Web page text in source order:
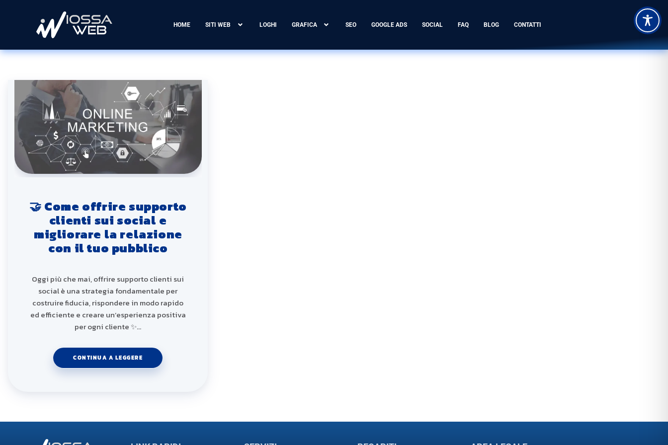
HOME SITI WEB LOGHI GRAFICA SEO GOOGLE ADS SOCIAL FAQ BLOG CONTATTI
🤝 Come offrire supporto
clienti sui social e
migliorare la relazione
con il tuo pubblico
Oggi più che mai, offrire supporto clienti sui
social è una strategia fondamentale per
costruire fiducia, rispondere in modo rapido
ed efficiente e creare un’esperienza positiva
per ogni cliente ✨…
CONTINUA A LEGGERE